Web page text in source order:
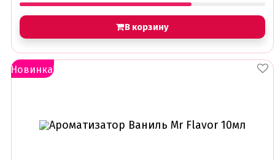
В корзину
Новинка!